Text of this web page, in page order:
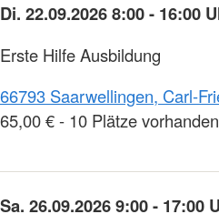
Di. 22.09.2026 8:00 - 16:00
Erste Hilfe Ausbildung
66793 Saarwellingen, Carl-
65,00 € - 10 Plätze vorhanden
Sa. 26.09.2026 9:00 - 17:00